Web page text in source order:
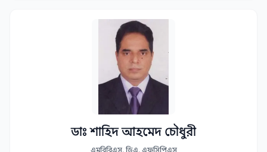
ডাঃ শাহিদ আহমেদ চৌধুরী
এমবিবিএস, ডিএ, এফসিপিএস